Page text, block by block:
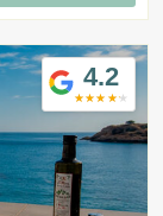
4.2